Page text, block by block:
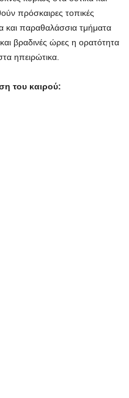
πρόσκαιρες τοπικές
και παραθαλάσσια τμήματα
βραδινές ώρες η ορατότητα
ηπειρώτικα.
του καιρού: